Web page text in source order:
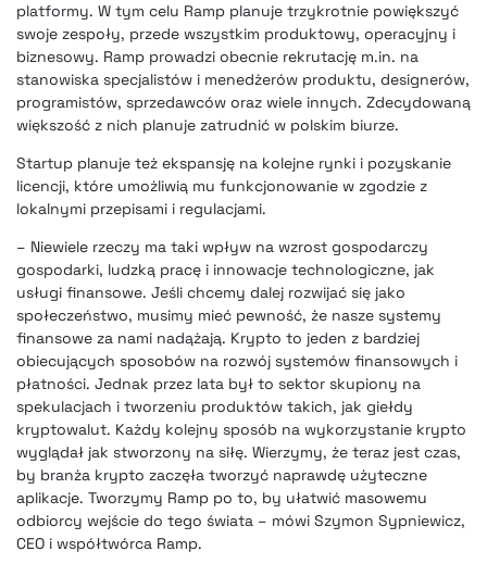
platformy. W tym celu Ramp planuje trzykrotnie powiększyć
swoje zespoły, przede wszystkim produktowy, operacyjny i
biznesowy. Ramp prowadzi obecnie rekrutację m.in. na
stanowiska specjalistów i menedżerów produktu, designerów,
programistów, sprzedawców oraz wiele innych. Zdecydowaną
większość z nich planuje zatrudnić w polskim biurze.
Startup planuje też ekspansję na kolejne rynki i pozyskanie
licencji, które umożliwią mu funkcjonowanie w zgodzie z
lokalnymi przepisami i regulacjami.
– Niewiele rzeczy ma taki wpływ na wzrost gospodarczy
gospodarki, ludzką pracę i innowacje technologiczne, jak
usługi finansowe. Jeśli chcemy dalej rozwijać się jako
społeczeństwo, musimy mieć pewność, że nasze systemy
finansowe za nami nadążają. Krypto to jeden z bardziej
obiecujących sposobów na rozwój systemów finansowych i
płatności. Jednak przez lata był to sektor skupiony na
spekulacjach i tworzeniu produktów takich, jak giełdy
kryptowalut. Każdy kolejny sposób na wykorzystanie krypto
wyglądał jak stworzony na siłę. Wierzymy, że teraz jest czas,
by branża krypto zaczęła tworzyć naprawdę użyteczne
aplikacje. Tworzymy Ramp po to, by ułatwić masowemu
odbiorcy wejście do tego świata – mówi Szymon Sypniewicz,
CEO i współtwórca Ramp.